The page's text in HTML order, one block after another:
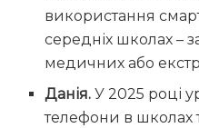
використання
середніх школах –
медичних або
Данія.У 2025 році
телефони в школах